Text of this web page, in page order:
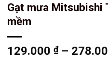
Gạt mưa Mitsubishi
mềm
129.000 ₫ –